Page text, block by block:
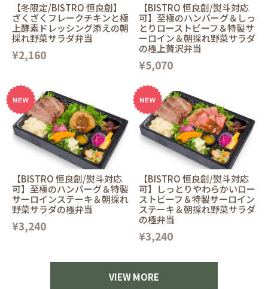
【冬限定/BISTRO 恒良創】
ざくざくフレークチキンと極
上酵素ドレッシング添えの朝
採れ野菜サラダ弁当
¥2,160
【BISTRO 恒良創/熨斗対応
可】至極のハンバーグ＆しっ
とりローストビーフ＆特製サ
ーロイン＆朝採れ野菜サラダ
の極上贅沢弁当
¥5,070
【BISTRO 恒良創/熨斗対応
可】至極のハンバーグ＆特製
サーロインステーキ＆朝採れ
野菜サラダの極弁当
¥3,240
【BISTRO 恒良創/熨斗対応
可】しっとりやわらかいロー
ストビーフ＆特製サーロイン
ステーキ＆朝採れ野菜サラダ
の極弁当
¥3,240
VIEW MORE